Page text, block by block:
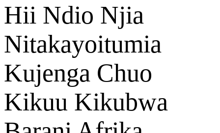
Hii Ndio Njia
Nitakayoitumia
Kujenga Chuo
Kikuu Kikubwa